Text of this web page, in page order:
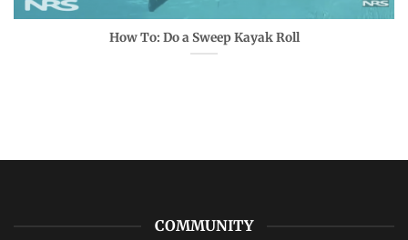
How To: Do a Sweep Kayak Roll
COMMUNITY